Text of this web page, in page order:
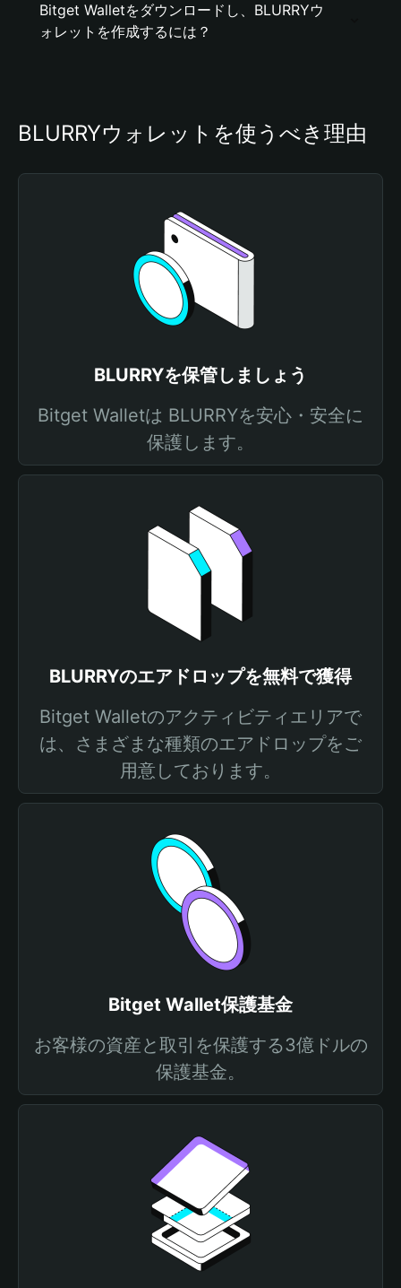
Bitget Walletをダウンロードし、BLURRYウ
ォレットを作成するには？
BLURRYウォレットを使うべき理由
BLURRYを保管しましょう
Bitget Walletは BLURRYを安心・安全に
保護します。
BLURRYのエアドロップを無料で獲得
Bitget Walletのアクティビティエリアで
は、さまざまな種類のエアドロップをご
用意しております。
Bitget Wallet保護基金
お客様の資産と取引を保護する3億ドルの
保護基金。